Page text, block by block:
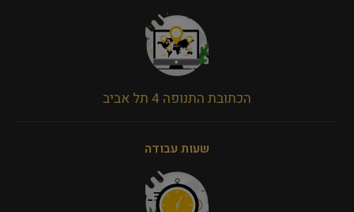
הכתובת התנופה 4 תל אביב
שעות עבודה